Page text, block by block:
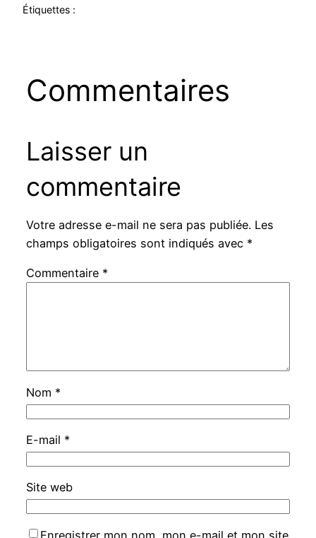
Étiquettes :
Commentaires
Laisser un
commentaire
Votre adresse e-mail ne sera pas publiée. Les
champs obligatoires sont indiqués avec *
Commentaire *
Nom *
E-mail *
Site web
Enregistrer mon nom, mon e-mail et mon site